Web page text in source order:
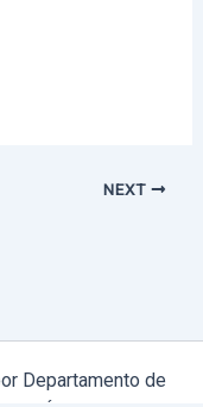
NEXT
Departamento de